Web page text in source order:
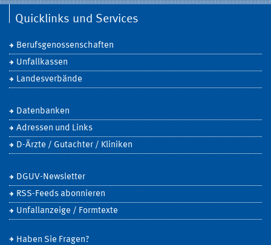
Quicklinks und Services
Berufsgenossenschaften
Unfallkassen
Landesverbände
Datenbanken
Adressen und Links
D-Ärzte / Gutachter / Kliniken
DGUV-Newsletter
RSS-Feeds abonnieren
Unfallanzeige / Formtexte
Haben Sie Fragen?